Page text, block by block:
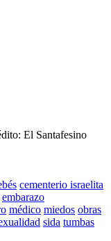
El Santafesino
cementerio israelita
embarazo
médico miedos obras
sida tumbas